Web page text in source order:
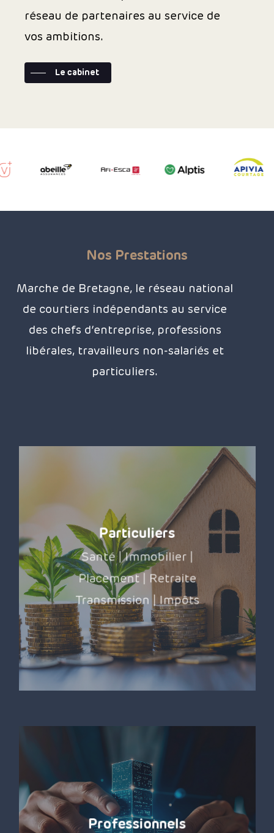
réseau de partenaires au service de
vos ambitions.
Le cabinet
Nos Prestations
Marche de Bretagne, le réseau national
de courtiers indépendants au service
des chefs d’entreprise, professions
libérales, travailleurs non-salariés et
particuliers.
Particuliers
Santé | Immobilier |
Placement | Retraite
Transmission | Impôts
Professionnels